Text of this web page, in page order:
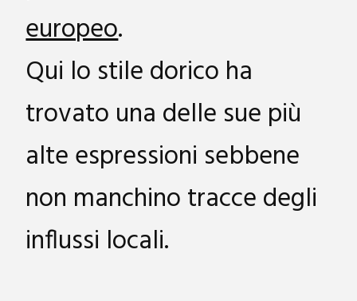
europeo.
Qui lo stile dorico ha
trovato una delle sue più
alte espressioni sebbene
non manchino tracce degli
influssi locali.